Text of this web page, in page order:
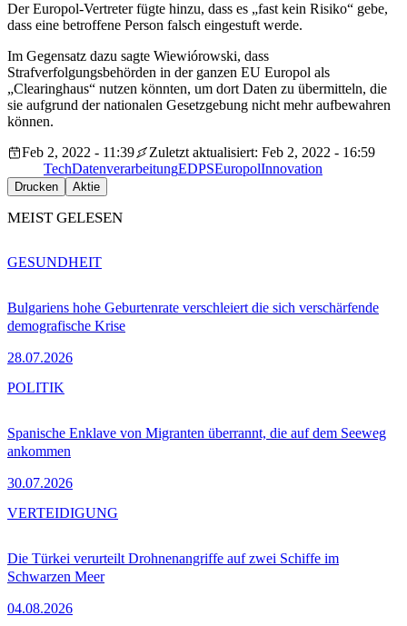
Der Europol-Vertreter fügte hinzu, dass es „fast kein Risiko“ gebe,
dass eine betroffene Person falsch eingestuft werde.
Im Gegensatz dazu sagte Wiewiórowski, dass
Strafverfolgungsbehörden in der ganzen EU Europol als
„Clearinghaus“ nutzen könnten, um dort Daten zu übermitteln, die
sie aufgrund der nationalen Gesetzgebung nicht mehr aufbewahren
können.
Feb 2, 2022 - 11:39
Zuletzt aktualisiert: Feb 2, 2022 - 16:59
TechDatenverarbeitungEDPSEuropolInnovation
Drucken Aktie
MEIST GELESEN
Bulgariens hohe Geburtenrate verschleiert die sich verschärfende
demografische Krise
28.07.2026
GESUNDHEIT
Spanische Enklave von Migranten überrannt, die auf dem Seeweg
ankommen
30.07.2026
POLITIK
Die Türkei verurteilt Drohnenangriffe auf zwei Schiffe im
Schwarzen Meer
04.08.2026
VERTEIDIGUNG